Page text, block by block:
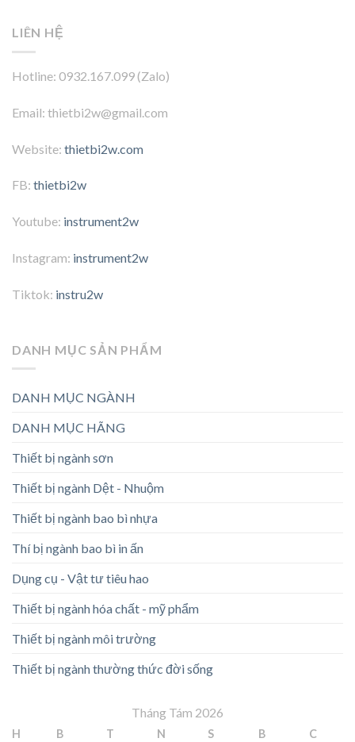
LIÊN HỆ
Hotline: 0932.167.099 (Zalo)
Email: thietbi2w@gmail.com
Website: thietbi2w.com
FB: thietbi2w
Youtube: instrument2w
Instagram: instrument2w
Tiktok: instru2w
DANH MỤC SẢN PHẨM
DANH MỤC NGÀNH
DANH MỤC HÃNG
Thiết bị ngành sơn
Thiết bị ngành Dệt - Nhuộm
Thiết bị ngành bao bì nhựa
Thí bị ngành bao bì in ấn
Dụng cụ - Vật tư tiêu hao
Thiết bị ngành hóa chất - mỹ phẩm
Thiết bị ngành môi trường
Thiết bị ngành thường thức đời sống
Tháng Tám 2026
H B T N S B C